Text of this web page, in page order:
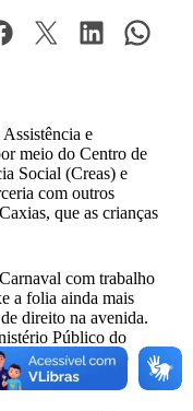
e
meio do Centro de
Social (Creas) e
com outros
que as crianças
com trabalho
a folia ainda mais
direito na avenida.
Público do
prática muito